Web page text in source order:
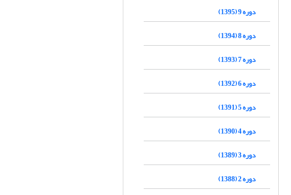
دوره 9 (1395)
دوره 8 (1394)
دوره 7 (1393)
دوره 6 (1392)
دوره 5 (1391)
دوره 4 (1390)
دوره 3 (1389)
دوره 2 (1388)